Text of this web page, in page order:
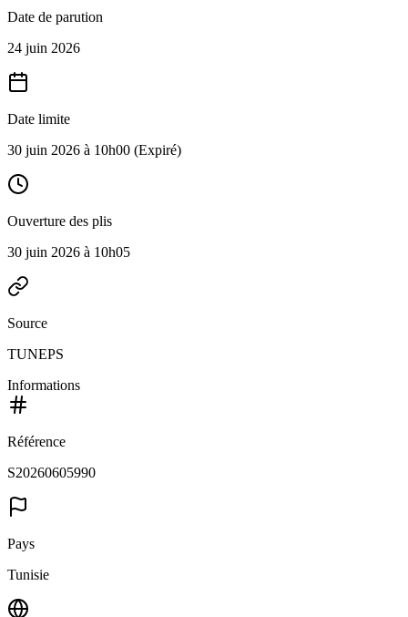
Date de parution
24 juin 2026
Date limite
30 juin 2026 à 10h00 (Expiré)
Ouverture des plis
30 juin 2026 à 10h05
Source
TUNEPS
Informations
Référence
S20260605990
Pays
Tunisie